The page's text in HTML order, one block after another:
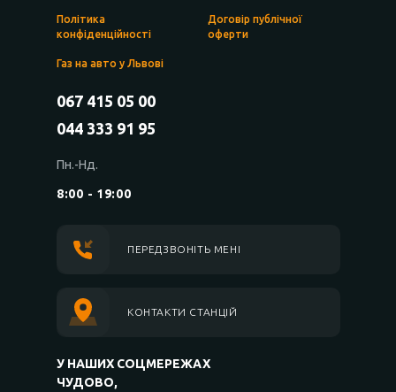
Політика
конфіденційності
Договір публічної
оферти
Газ на авто у Львові
067 415 05 00
044 333 91 95
Пн.-Нд.
8:00 - 19:00
ПЕРЕДЗВОНІТЬ МЕНІ
КОНТАКТИ СТАНЦІЙ
У НАШИХ СОЦМЕРЕЖАХ
ЧУДОВО,